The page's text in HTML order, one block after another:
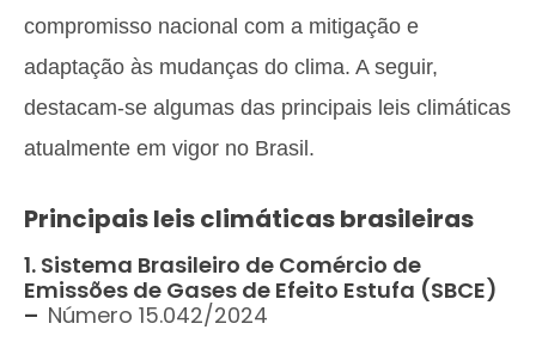
compromisso nacional com a mitigação e
adaptação às mudanças do clima. A seguir,
destacam-se algumas das principais leis climáticas
atualmente em vigor no Brasil.
Principais leis climáticas brasileiras
1. Sistema Brasileiro de Comércio de
Emissões de Gases de Efeito Estufa (SBCE)
– Número 15.042/2024